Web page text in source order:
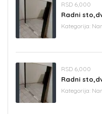
RSD 6,000
Radni
Kategorija:
RSD 6,000
Radni
Kategorija: